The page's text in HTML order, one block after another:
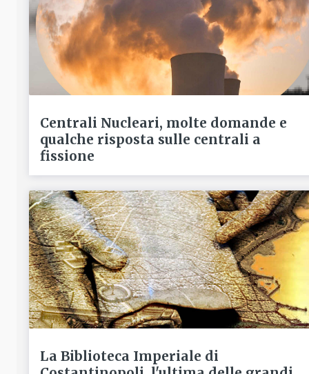
Centrali Nucleari, molte domande e
qualche risposta sulle centrali a
fissione
La Biblioteca Imperiale di